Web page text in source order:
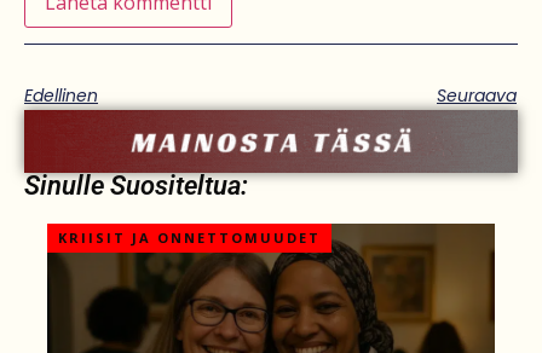
Edellinen Seuraava
Sinulle Suositeltua:
KRIISIT JA ONNETTOMUUDET